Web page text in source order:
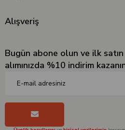
Alışveriş
Bugün abone olun ve ilk satın
alımınızda %10 indirim